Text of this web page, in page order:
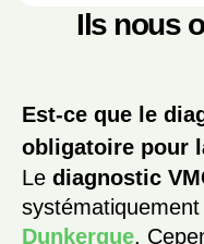
Ils nous
Est-ce que le
obligatoire pour
Le diagnostic
Dunkerque.